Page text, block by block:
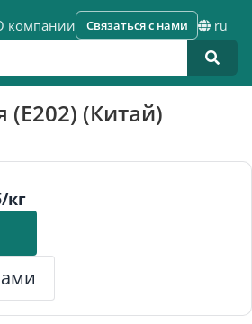
компании Связаться с нами ru
(Е202) (Китай)
кг